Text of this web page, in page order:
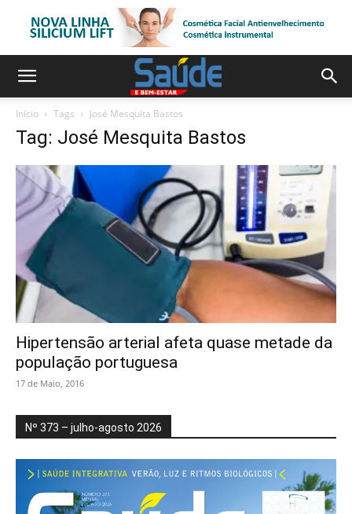
Início Tags José Mesquita Bastos
Tag: José Mesquita Bastos
Hipertensão arterial afeta quase metade da
população portuguesa
17 de Maio, 2016
Nº 373 – julho-agosto 2026